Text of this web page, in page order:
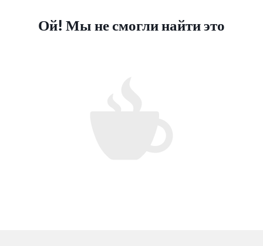
Ой! Мы не смогли найти это